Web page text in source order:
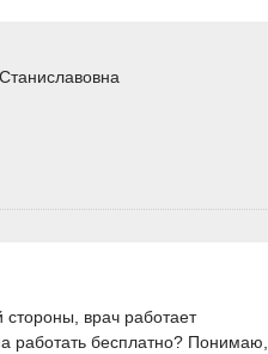
стороны, врач работает
работать бесплатно? Понимаю,